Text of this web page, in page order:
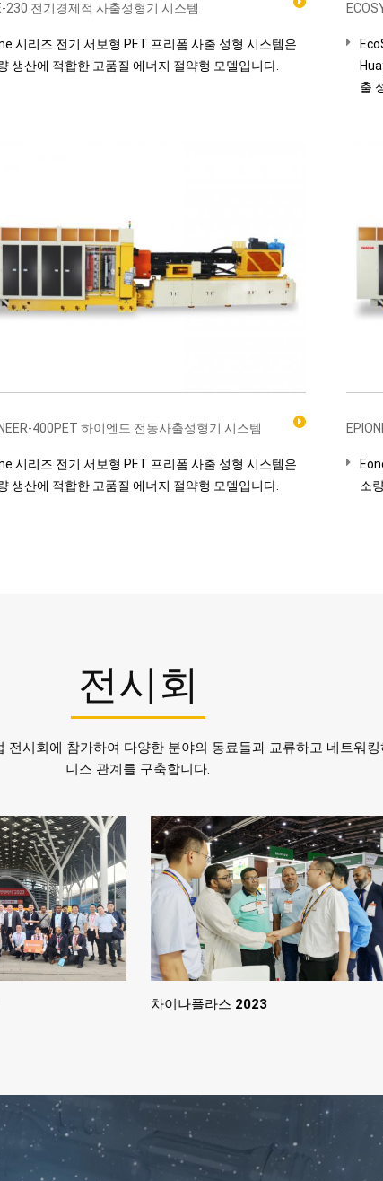
230 전기경제적 사출성형기 시스템
시리즈 전기 서보형 PET 프리폼 사출 성형 시스템은
생산에 적합한 고품질 에너지 절약형 모델입니다.
출
400PET 하이엔드 전동사출성형기 시스템
시리즈 전기 서보형 PET 프리폼 사출 성형 시스템은
생산에 적합한 고품질 에너지 절약형 모델입니다.
소
전시회
전시회에 참가하여 다양한 분야의 동료들과 교류하고 네트워
니스 관계를 구축합니다.
차이나플라스 2023